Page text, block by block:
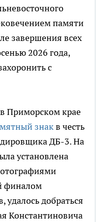
памяти
завершения всех
2026 года,
с
Приморском крае
знакв честь
ДБ-3. На
установлена
финалом
удалось добраться
Константиновича